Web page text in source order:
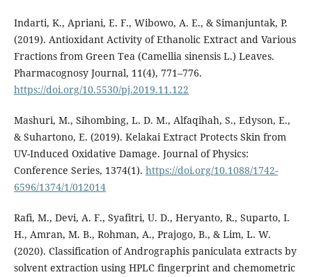
Indarti, K., Apriani, E. F., Wibowo, A. E., & Simanjuntak, P.
(2019). Antioxidant Activity of Ethanolic Extract and Various
Fractions from Green Tea (Camellia sinensis L.) Leaves.
Pharmacognosy Journal, 11(4), 771–776.
https://doi.org/10.5530/pj.2019.11.122
Mashuri, M., Sihombing, L. D. M., Alfaqihah, S., Edyson, E.,
& Suhartono, E. (2019). Kelakai Extract Protects Skin from
UV-Induced Oxidative Damage. Journal of Physics:
Conference Series, 1374(1). https://doi.org/10.1088/1742-
6596/1374/1/012014
Rafi, M., Devi, A. F., Syafitri, U. D., Heryanto, R., Suparto, I.
H., Amran, M. B., Rohman, A., Prajogo, B., & Lim, L. W.
(2020). Classification of Andrographis paniculata extracts by
solvent extraction using HPLC fingerprint and chemometric